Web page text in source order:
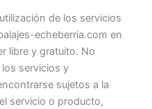
de los servicios
echeberria.com en
libre y gratuito. No
servicios y
sujetos a la
servicio o producto,